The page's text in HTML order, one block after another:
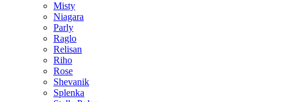
Misty
Niagara
Parly
Raglo
Relisan
Riho
Rose
Shevanik
Splenka